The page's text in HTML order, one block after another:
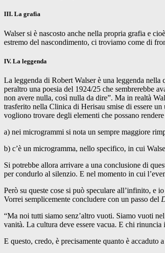
III. La grafia
Walser si è nascosto anche nella propria grafia e
estremo del nascondimento, ci troviamo come di
IV. La leggenda
La leggenda di Robert Walser è una leggenda nella
peraltro una poesia del 1924/25 che sembrerebbe
non avere nulla, così nulla da dire”. Ma in realtà
trasferito nella Clinica di Herisau smise di essere
vogliono trovare degli elementi che possano
a) nei microgrammi si nota un sempre maggiore
b) c’è un microgramma, nello specifico, in cui
Si potrebbe allora arrivare a una conclusione di
per condurlo al silenzio. E nel momento in cui
Però su queste cose si può speculare all’infinito, e
Vorrei semplicemente concludere con un passo del
“Ma noi tutti siamo senz’altro vuoti. Siamo vuoti
vanità. La cultura deve essere vacua. E chi
E questo, credo, è precisamente quanto è accaduto